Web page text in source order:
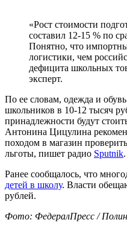
«Рост стоимости
составил 12-15 % по
Понятно, что
логистики, чем
дефицита школьных
эксперт.
По ее словам, одежда и
школьников в 10-12 тысяч
принадлежности будут
Антонина Цицулина
походом в магазин
льготы, пишет радио Sputnik.
Ранее сообщалось, что
детей в школу. Власти
рублей.
Фото: ФедералПресс /